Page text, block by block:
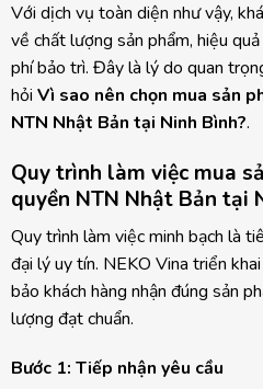
Với dịch vụ toàn diện như vậy,
về chất lượng sản phẩm, hiệu
phí bảo trì. Đây là lý do quan
hỏi Vì sao nên chọn mua sản
NTN Nhật Bản tại Ninh Bình?.
Quy trình làm việc mua
quyền NTN Nhật Bản tại
Quy trình làm việc minh bạch là
đại lý uy tín. NEKO Vina triển
bảo khách hàng nhận đúng sản
lượng đạt chuẩn.
Bước 1: Tiếp nhận yêu cầu